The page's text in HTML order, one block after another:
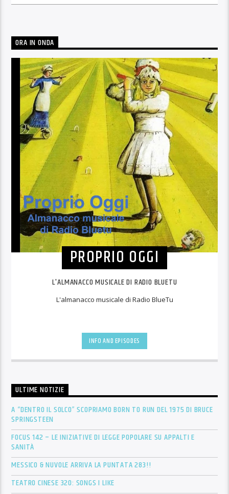
ORA IN ONDA
PROPRIO OGGI
L'ALMANACCO MUSICALE DI RADIO BLUETU
L'almanacco musicale di Radio BlueTu
INFO AND EPISODES
ULTIME NOTIZIE
A “DENTRO IL SOLCO” SCOPRIAMO BORN TO RUN DEL 1975 DI BRUCE
SPRINGSTEEN
FOCUS 142 – LE INIZIATIVE DI LEGGE POPOLARE SU APPALTI E
SANITÀ
MESSICO & NUVOLE ARRIVA LA PUNTATA 283!!
TEATRO CINESE 320: SONGS I LIKE